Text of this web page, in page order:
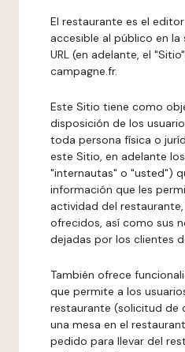
El restaurante es el
accesible al público en
URL (en adelante, el
campagne.fr.
Este Sitio tiene como
disposición de los
toda persona física o
este Sitio, en adelante
"internautas" o "usted")
información que les
actividad del
ofrecidos, así como sus
dejadas por los clientes
También ofrece
que permite a los
restaurante (solicitud de
una mesa en el
pedido para llevar del